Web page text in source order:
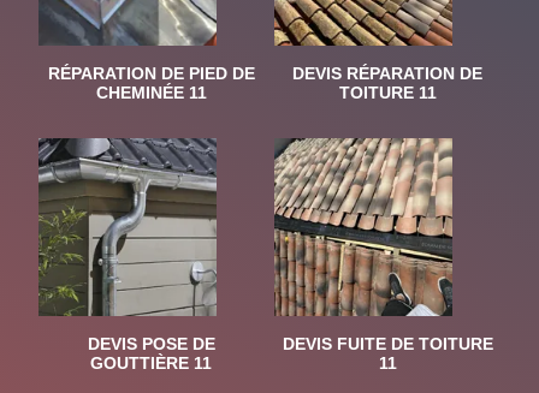
RÉPARATION DE PIED DE
CHEMINÉE 11
DEVIS RÉPARATION DE
TOITURE 11
DEVIS POSE DE
GOUTTIÈRE 11
DEVIS FUITE DE TOITURE
11